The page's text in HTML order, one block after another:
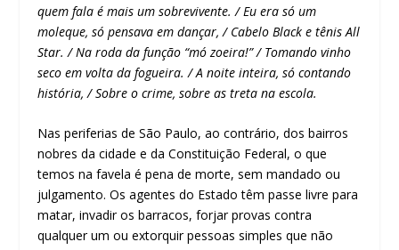
quem fala é mais um sobrevivente. / Eu era só um
moleque, só pensava em dançar, / Cabelo Black e tênis All
Star. / Na roda da função “mó zoeira!” / Tomando vinho
seco em volta da fogueira. / A noite inteira, só contando
história, / Sobre o crime, sobre as treta na escola.
Nas periferias de São Paulo, ao contrário, dos bairros
nobres da cidade e da Constituição Federal, o que
temos na favela é pena de morte, sem mandado ou
julgamento. Os agentes do Estado têm passe livre para
matar, invadir os barracos, forjar provas contra
qualquer um ou extorquir pessoas simples que não